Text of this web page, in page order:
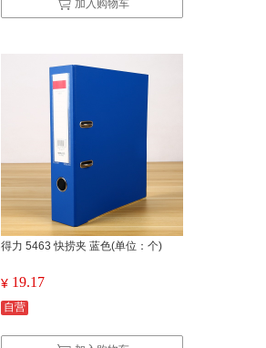
加入购物车
得力 5463 快捞夹 蓝色(单位：个)
¥ 19.17
自营